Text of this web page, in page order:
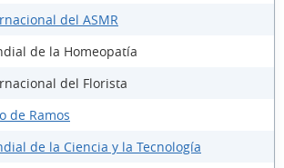
del ASMR
de la Homeopatía
del Florista
de Ramos
de la Ciencia y la Tecnología